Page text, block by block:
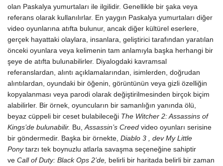
olan Paskalya yumurtaları ile ilgilidir. Genellikle bir şaka veya
referans olarak kullanılırlar. En yaygın Paskalya yumurtaları diğer
video oyunlarına atıfta bulunur, ancak diğer kültürel eserlere,
gerçek hayattaki olaylara, insanlara, geliştirici tarafından yaratılan
önceki oyunlara veya kelimenin tam anlamıyla başka herhangi bir
şeye de atıfta bulunabilirler. Diyalogdaki kavramsal
referanslardan, alıntı açıklamalarından, isimlerden, doğrudan
alıntılardan, oyundaki bir öğenin, görüntünün veya gizli özelliğin
kopyalanması veya parodi olarak değiştirilmesinden birçok biçim
alabilirler. Bir örnek, oyuncuların bir samanlığın yanında ölü,
beyaz cüppeli bir ceset bulabileceği The Witcher 2: Assassins of
Kings’de bulunabilir. Bu, Assassin’s Creed video oyunları serisine
bir göndermedir. Başka bir örnekte, Diablo 3 , dev My Little
Ponytarzı tek boynuzlu atlarla savaşma seçeneğine sahiptir
ve Call of Duty: Black Ops 2’de, belirli bir haritada belirli bir zaman